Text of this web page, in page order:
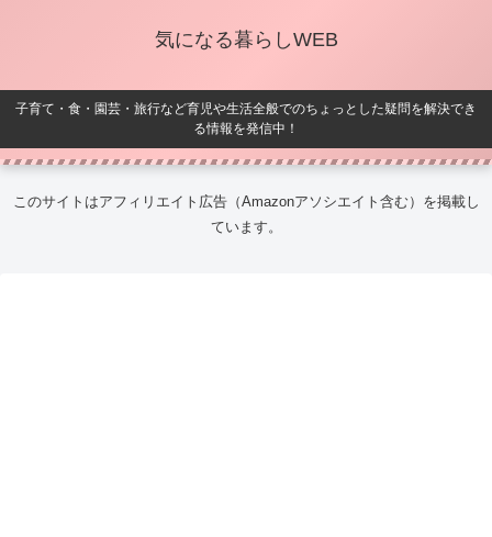
気になる暮らしWEB
子育て・食・園芸・旅行など育児や生活全般でのちょっとした疑問を解決でき
る情報を発信中！
このサイトはアフィリエイト広告（Amazonアソシエイト含む）を掲載し
ています。